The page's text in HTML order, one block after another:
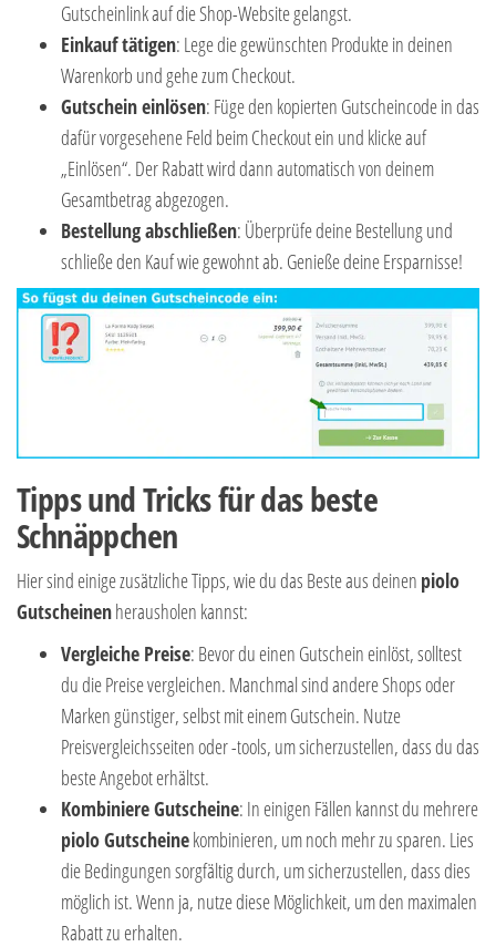
Gutscheinlink auf die Shop-Website gelangst.
Einkauf tätigen: Lege die gewünschten Produkte in deinen
Warenkorb und gehe zum Checkout.
Gutschein einlösen: Füge den kopierten Gutscheincode in das
dafür vorgesehene Feld beim Checkout ein und klicke auf
„Einlösen“. Der Rabatt wird dann automatisch von deinem
Gesamtbetrag abgezogen.
Bestellung abschließen: Überprüfe deine Bestellung und
schließe den Kauf wie gewohnt ab. Genieße deine Ersparnisse!
Tipps und Tricks für das beste
Schnäppchen
Hier sind einige zusätzliche Tipps, wie du das Beste aus deinen piolo
Gutscheinenherausholen kannst:
Vergleiche Preise: Bevor du einen Gutschein einlöst, solltest
du die Preise vergleichen. Manchmal sind andere Shops oder
Marken günstiger, selbst mit einem Gutschein. Nutze
Preisvergleichsseiten oder -tools, um sicherzustellen, dass du das
beste Angebot erhältst.
Kombiniere Gutscheine: In einigen Fällen kannst du mehrere
pioloGutscheinekombinieren, um noch mehr zu sparen. Lies
die Bedingungen sorgfältig durch, um sicherzustellen, dass dies
möglich ist. Wenn ja, nutze diese Möglichkeit, um den maximalen
Rabatt zu erhalten.